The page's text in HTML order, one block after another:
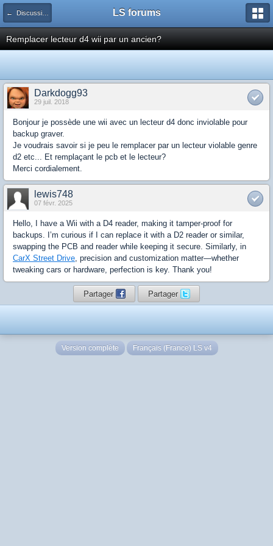
← Discussions générales (jeux, hardware...) LS forums
Remplacer lecteur d4 wii par un ancien?
Darkdogg93
29 juil. 2018
Bonjour je possède une wii avec un lecteur d4 donc inviolable pour
backup graver.
Je voudrais savoir si je peu le remplacer par un lecteur violable genre
d2 etc... Et remplaçant le pcb et le lecteur?
Merci cordialement.
lewis748
07 févr. 2025
Hello, I have a Wii with a D4 reader, making it tamper-proof for
backups. I’m curious if I can replace it with a D2 reader or similar,
swapping the PCB and reader while keeping it secure. Similarly, in
CarX Street Drive, precision and customization matter—whether
tweaking cars or hardware, perfection is key. Thank you!
Partager Partager
Version complète Français (France) LS v4